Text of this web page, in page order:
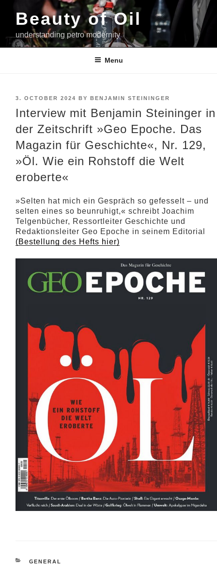
contentBeauty of Oil
understanding petro modernity
Menu
POSTED
ON
3. OCTOBER 2024 BY BENJAMIN STEININGER
Interview mit Benjamin Steininger in
der Zeitschrift »Geo Epoche. Das
Magazin für Geschichte«, Nr. 129,
»Öl. Wie ein Rohstoff die Welt
eroberte«
»Selten hat mich ein Gespräch so gefesselt – und
selten eines so beunruhigt,« schreibt Joachim
Telgenbücher, Ressortleiter Geschichte und
Redaktionsleiter Geo Epoche in seinem Editorial
(Bestellung des Hefts hier)
CATEGORIES
GENERAL